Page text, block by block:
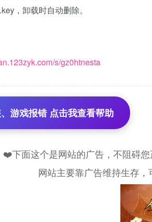
，卸载时自动删除。
s/gz0htnesta
游戏报错 点击我查看帮助
❤️下面这个是网站的广告，不阻碍
网站主要靠广告维持生存